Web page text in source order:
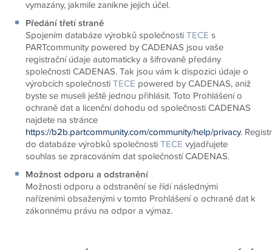
vymazány, jakmile zanikne jejich účel.
Předání třetí straně
Spojením databáze výrobků společnostiTECE s
PARTcommunity powered by CADENAS jsou vaše
registrační údaje automaticky a šifrovaně předány
společnosti CADENAS. Tak jsou vám k dispozici údaje o
výrobcích společnostiTECE powered by CADENAS, aniž
byste se museli ještě jednou přihlásit. Toto Prohlášení o
ochraně dat a licenční dohodu od společnosti CADENAS
najdete na stránce
https://b2b.partcommunity.com/community/help/privacy.
do databáze výrobků společnostiTECE vyjadřujete
souhlas se zpracováním dat společností CADENAS.
Možnost odporu a odstranění
Možnosti odporu a odstranění se řídí následnými
nařízeními obsaženými v tomto Prohlášení o ochraně dat k
zákonnému právu na odpor a výmaz.